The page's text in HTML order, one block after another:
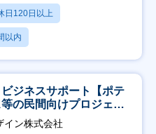
日120日以上
以内
ジネスサポート【ポテ
の民間向けプロジェク
イン株式会社